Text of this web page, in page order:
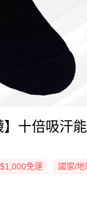
】十倍吸汗
免運 國家/